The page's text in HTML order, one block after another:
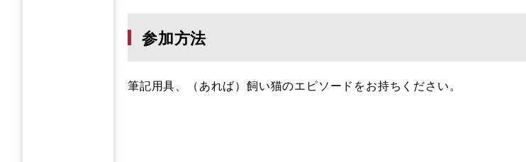
参加方法
筆記用具、（あれば）飼い猫のエピソードをお持ちください。